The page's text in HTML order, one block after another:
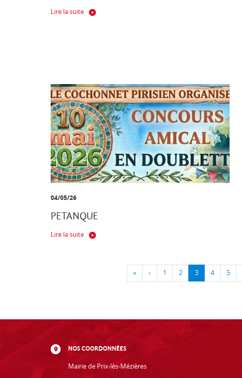
Lire la suite
04/05/26
PETANQUE
Lire la suite
« ‹ 1 2 3 4 5
NOS COORDONNÉES
Mairie de Prix-lès-Mézières